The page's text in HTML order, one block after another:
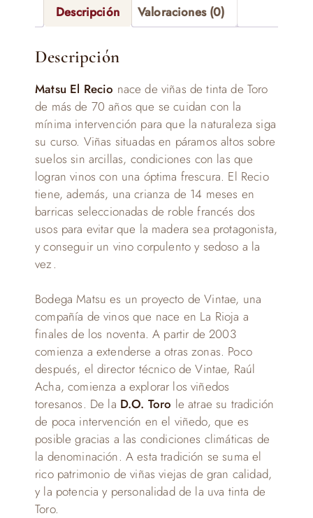
Descripción Valoraciones (0)
Descripción
Matsu El Recio nace de viñas de tinta de Toro
de más de 70 años que se cuidan con la
mínima intervención para que la naturaleza siga
su curso. Viñas situadas en páramos altos sobre
suelos sin arcillas, condiciones con las que
logran vinos con una óptima frescura. El Recio
tiene, además, una crianza de 14 meses en
barricas seleccionadas de roble francés dos
usos para evitar que la madera sea protagonista,
y conseguir un vino corpulento y sedoso a la
vez.
Bodega Matsu es un proyecto de Vintae, una
compañía de vinos que nace en La Rioja a
finales de los noventa. A partir de 2003
comienza a extenderse a otras zonas. Poco
después, el director técnico de Vintae, Raúl
Acha, comienza a explorar los viñedos
toresanos. De la D.O. Toro le atrae su tradición
de poca intervención en el viñedo, que es
posible gracias a las condiciones climáticas de
la denominación. A esta tradición se suma el
rico patrimonio de viñas viejas de gran calidad,
y la potencia y personalidad de la uva tinta de
Toro.